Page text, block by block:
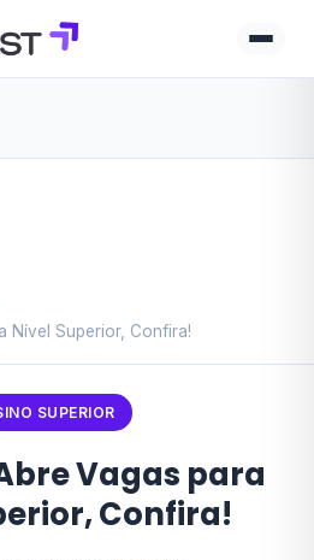
Nível Superior, Confira!
SUPERIOR
Vagas para
Confira!